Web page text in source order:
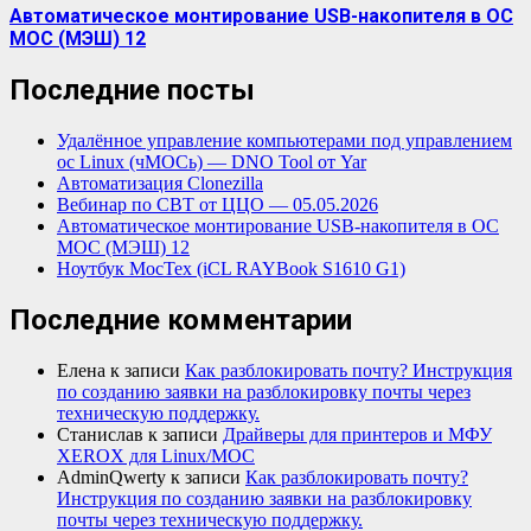
Автоматическое монтирование USB-накопителя в ОС
МОС (МЭШ) 12
Последние посты
Удалённое управление компьютерами под управлением
ос Linux (чМОСь) — DNO Tool от Yar
Автоматизация Clonezilla
Вебинар по СВТ от ЦЦО — 05.05.2026
Автоматическое монтирование USB-накопителя в ОС
МОС (МЭШ) 12
Ноутбук МосТех (iCL RAYBook S1610 G1)
Последние комментарии
Елена к записи Как разблокировать почту? Инструкция
по созданию заявки на разблокировку почты через
техническую поддержку.
Станислав к записи Драйверы для принтеров и МФУ
XEROX для Linux/МОС
AdminQwerty к записи Как разблокировать почту?
Инструкция по созданию заявки на разблокировку
почты через техническую поддержку.